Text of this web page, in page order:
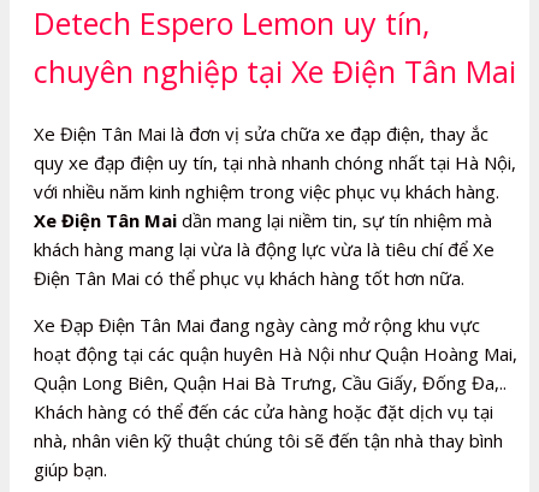
Detech Espero Lemon uy tín,
chuyên nghiệp tại Xe Điện Tân Mai
Xe Điện Tân Mai là đơn vị sửa chữa xe đạp điện, thay ắc
quy xe đạp điện uy tín, tại nhà nhanh chóng nhất tại Hà Nội,
với nhiều năm kinh nghiệm trong việc phục vụ khách hàng.
Xe Điện Tân Mai dần mang lại niềm tin, sự tín nhiệm mà
khách hàng mang lại vừa là động lực vừa là tiêu chí để Xe
Điện Tân Mai có thể phục vụ khách hàng tốt hơn nữa.
Xe Đạp Điện Tân Mai đang ngày càng mở rộng khu vực
hoạt động tại các quận huyên Hà Nội như Quận Hoàng Mai,
Quận Long Biên, Quận Hai Bà Trưng, Cầu Giấy, Đống Đa,..
Khách hàng có thể đến các cửa hàng hoặc đặt dịch vụ tại
nhà, nhân viên kỹ thuật chúng tôi sẽ đến tận nhà thay bình
giúp bạn.